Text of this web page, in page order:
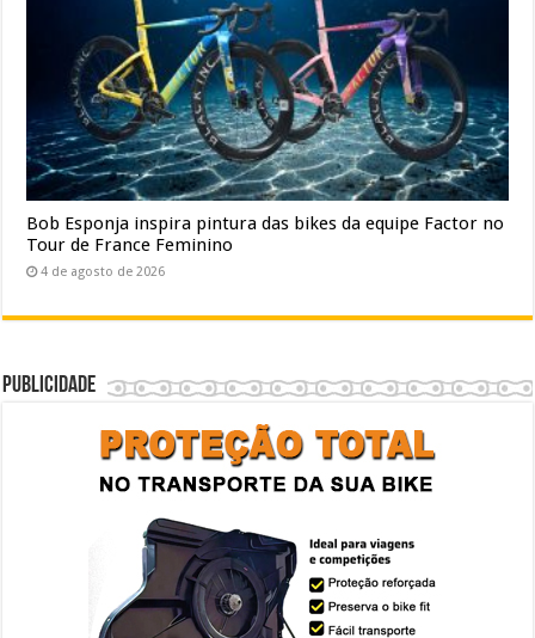
Bob Esponja inspira pintura das bikes da equipe Factor no
Tour de France Feminino
4 de agosto de 2026
Publicidade